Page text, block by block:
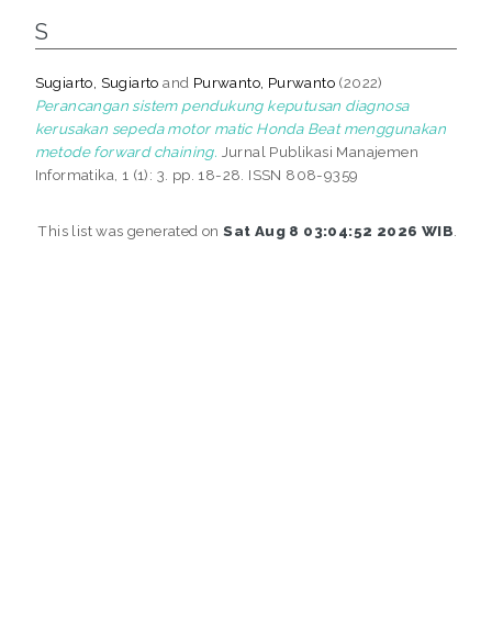
S
Sugiarto, Sugiarto and Purwanto, Purwanto (2022)
Perancangan sistem pendukung keputusan diagnosa
kerusakan sepeda motor matic Honda Beat menggunakan
metode forward chaining. Jurnal Publikasi Manajemen
Informatika, 1 (1): 3. pp. 18-28. ISSN 808-9359
This list was generated onSat Aug 8 03:04:52 2026 WIB